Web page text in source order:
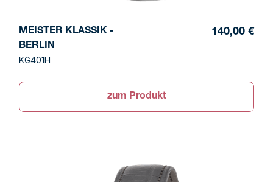
MEISTER KLASSIK -
BERLIN
KG401H
140,00 €
zum Produkt